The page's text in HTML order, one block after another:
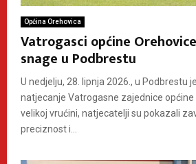
Općina Orehovica
Vatrogasci općine
snage u Podbrestu
U nedjelju, 28. lipnja 2026., u Podbrestu
natjecanje Vatrogasne zajednice općine
velikoj vrućini, natjecatelji su pokazali
preciznost i...